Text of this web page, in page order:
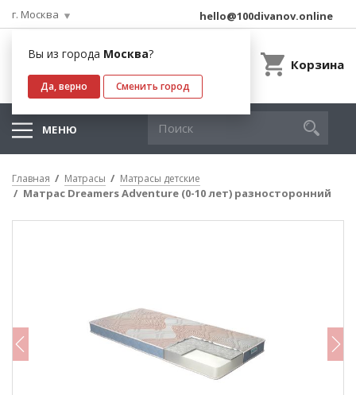
г. Москва
Вы из города Москва?
Да, верно Сменить город
hello@100divanov.online
Корзина
МЕНЮ
Главная Матрасы Матрасы детские
Матрас Dreamers Adventure (0-10 лет) разносторонний